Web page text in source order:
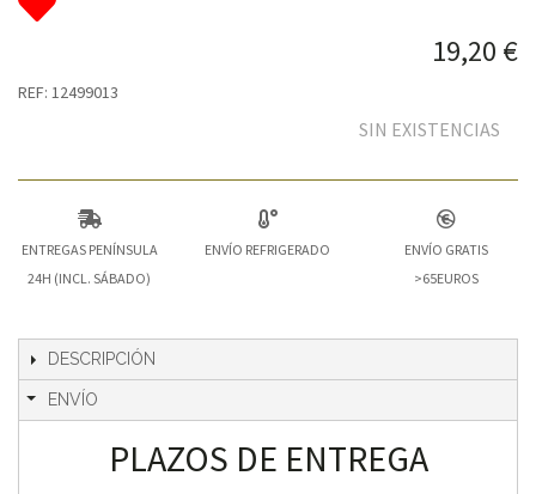
19,20 €
REF: 12499013
SIN EXISTENCIAS
ENTREGAS PENÍNSULA
24H (INCL. SÁBADO)
ENVÍO REFRIGERADO
ENVÍO GRATIS
>65EUROS
DESCRIPCIÓN
ENVÍO
PLAZOS DE ENTREGA